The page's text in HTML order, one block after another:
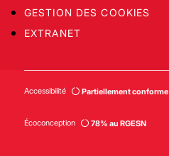
GESTION DES COOKIES
EXTRANET
Accessibilité Partiellement conforme
Écoconception 78% au RGESN